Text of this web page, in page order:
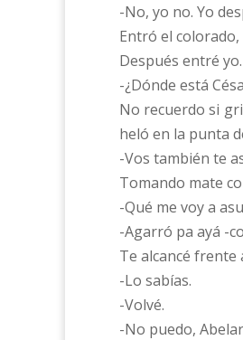
-No, yo no. Yo
Entró el
Después entré
-¿Dónde está
No recuerdo si
heló en la punta
-Vos también te
Tomando mate
-Qué me voy a
-Agarró pa ayá -
Te alcancé frente
-Lo sabías.
-Volvé.
-No puedo,